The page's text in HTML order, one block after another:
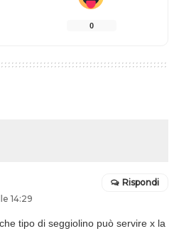
0
14:29
tipo di seggiolino può servire x la
Rispondi